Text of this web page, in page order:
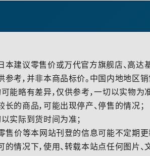
建议零售价或万代官方旗舰店、高达
考，并非本商品标价。中国内地地区销
能略有差异，仅供参考，一切以实物为准
的商品，可能出现停产、停售的情况；
实际到货时间为准；
售价等本网站刊登的信息可能不定期更
情况下，使用、转载本站点任何图片、